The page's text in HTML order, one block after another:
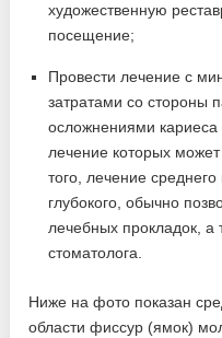
художественную
посещение;
Провести лечение с
затратами со стороны
осложнениями
лечение которых
того, лечение
глубокого, обычно
лечебных прокладок,
стоматолога.
Ниже на фото показан
области фиссур (ямок)